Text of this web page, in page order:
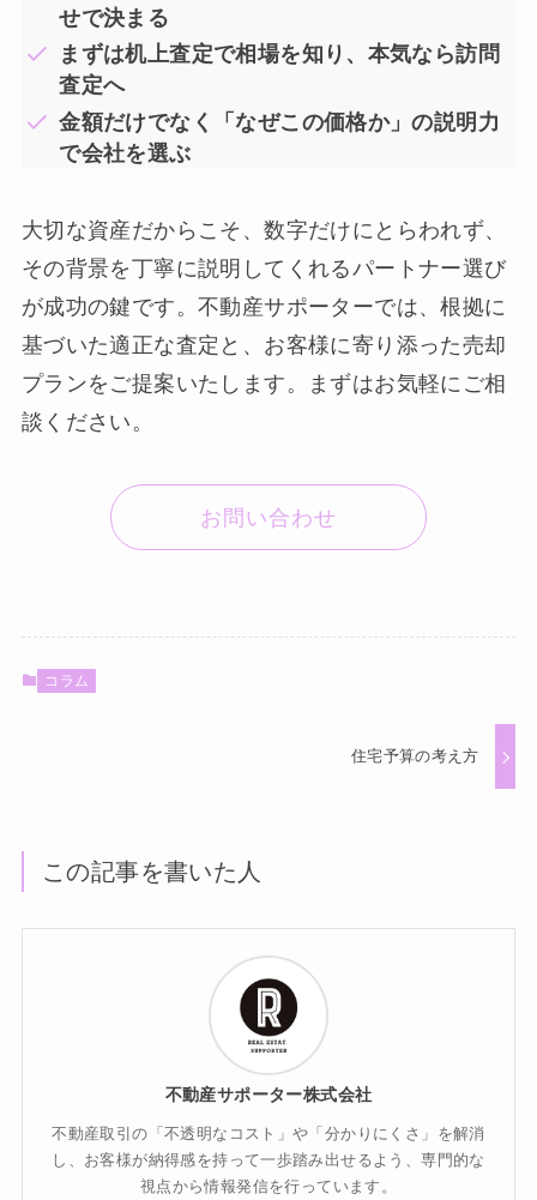
せで決まる
まずは机上査定で相場を知り、本気なら訪問
査定へ
金額だけでなく「なぜこの価格か」の説明力
で会社を選ぶ
大切な資産だからこそ、数字だけにとらわれず、
その背景を丁寧に説明してくれるパートナー選び
が成功の鍵です。不動産サポーターでは、根拠に
基づいた適正な査定と、お客様に寄り添った売却
プランをご提案いたします。まずはお気軽にご相
談ください。
お問い合わせ
コラム
住宅予算の考え方
この記事を書いた人
不動産サポーター株式会社
不動産取引の「不透明なコスト」や「分かりにくさ」を解消
し、お客様が納得感を持って一歩踏み出せるよう、専門的な
視点から情報発信を行っています。